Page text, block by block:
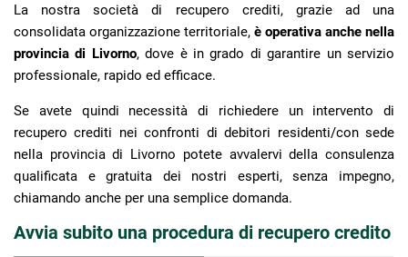
La nostra società di recupero crediti, grazie ad una
consolidata organizzazione territoriale, è operativa anche nella
provincia di Livorno, dove è in grado di garantire un servizio
professionale, rapido ed efficace.
Se avete quindi necessità di richiedere un intervento di
recupero crediti nei confronti di debitori residenti/con sede
nella provincia di Livorno potete avvalervi della consulenza
qualificata e gratuita dei nostri esperti, senza impegno,
chiamando anche per una semplice domanda.
Avvia subito una procedura di recupero credito